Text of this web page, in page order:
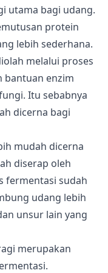
utama bagi udang.
protein
lebih sederhana.
melalui proses
bantuan enzim
Itu sebabnya
dicerna bagi
mudah dicerna
diserap oleh
fermentasi sudah
udang lebih
unsur lain yang
merupakan